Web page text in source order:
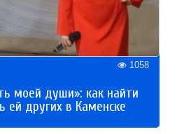
1058
моей души»: как найти
ей других в Каменске